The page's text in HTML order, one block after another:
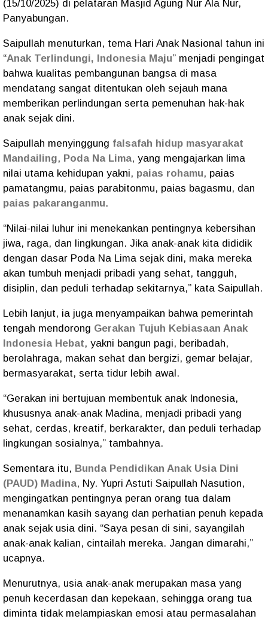
(15/10/2025) di pelataran Masjid Agung Nur Ala Nur,
Panyabungan.
Saipullah menuturkan, tema Hari Anak Nasional tahun ini
“Anak Terlindungi, Indonesia Maju” menjadi pengingat
bahwa kualitas pembangunan bangsa di masa
mendatang sangat ditentukan oleh sejauh mana
memberikan perlindungan serta pemenuhan hak-hak
anak sejak dini.
Saipullah menyinggung falsafah hidup masyarakat
Mandailing, Poda Na Lima, yang mengajarkan lima
nilai utama kehidupan yakni, paias rohamu, paias
pamatangmu, paias parabitonmu, paias bagasmu, dan
paias pakaranganmu.
“Nilai-nilai luhur ini menekankan pentingnya kebersihan
jiwa, raga, dan lingkungan. Jika anak-anak kita dididik
dengan dasar Poda Na Lima sejak dini, maka mereka
akan tumbuh menjadi pribadi yang sehat, tangguh,
disiplin, dan peduli terhadap sekitarnya,” kata Saipullah.
Lebih lanjut, ia juga menyampaikan bahwa pemerintah
tengah mendorong Gerakan Tujuh Kebiasaan Anak
Indonesia Hebat, yakni bangun pagi, beribadah,
berolahraga, makan sehat dan bergizi, gemar belajar,
bermasyarakat, serta tidur lebih awal.
“Gerakan ini bertujuan membentuk anak Indonesia,
khususnya anak-anak Madina, menjadi pribadi yang
sehat, cerdas, kreatif, berkarakter, dan peduli terhadap
lingkungan sosialnya,” tambahnya.
Sementara itu, Bunda Pendidikan Anak Usia Dini
(PAUD) Madina, Ny. Yupri Astuti Saipullah Nasution,
mengingatkan pentingnya peran orang tua dalam
menanamkan kasih sayang dan perhatian penuh kepada
anak sejak usia dini. “Saya pesan di sini, sayangilah
anak-anak kalian, cintailah mereka. Jangan dimarahi,”
ucapnya.
Menurutnya, usia anak-anak merupakan masa yang
penuh kecerdasan dan kepekaan, sehingga orang tua
diminta tidak melampiaskan emosi atau permasalahan